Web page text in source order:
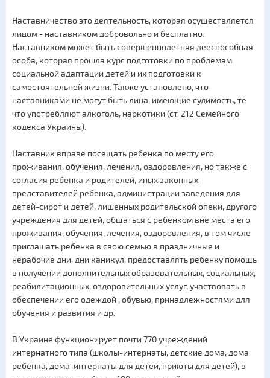
Наставничество это деятельность, которая осуществляется
лицом - наставником добровольно и бесплатно.
Наставником может быть совершеннолетняя дееспособная
особа, которая прошла курс подготовки по проблемам
социальной адаптации детей и их подготовки к
самостоятельной жизни. Также установлено, что
наставниками не могут быть лица, имеющие судимость, те
что употребляют алкоголь, наркотики (ст. 212 Семейного
кодекса Украины).
Наставник вправе посещать ребенка по месту его
проживания, обучения, лечения, оздоровления, но также с
согласия ребенка и родителей, иных законных
представителей ребенка, администрации заведения для
детей-сирот и детей, лишенных родительской опеки, другого
учреждения для детей, общаться с ребенком вне места его
проживания, обучения, лечения, оздоровления, в том числе
приглашать ребенка в свою семью в праздничные и
нерабочие дни, дни каникул, предоставлять ребенку помощь
в получении дополнительных образовательных, социальных,
реабилитационных, оздоровительных услуг, участвовать в
обеспечении его одеждой , обувью, принадлежностями для
обучения и развития и др.
В Украине функционирует почти 770 учреждений
интернатного типа (школы-интернаты, детские дома, дома
ребенка, дома-интернаты для детей, приюты для детей), в